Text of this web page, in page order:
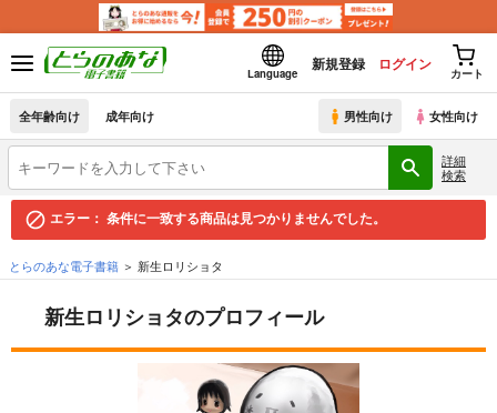
Language
新規登録 ログイン
カート
全年齢向け 成年向け 男性向け 女性向け
詳細
検索
エラー： 条件に一致する商品は見つかりませんでした。
とらのあな電子書籍 新生ロリショタ
新生ロリショタのプロフィール